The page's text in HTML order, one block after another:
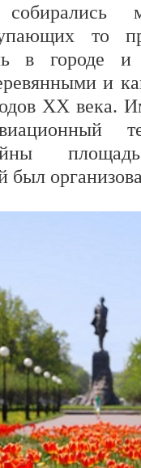
то
в городе и
и
XX века.
был